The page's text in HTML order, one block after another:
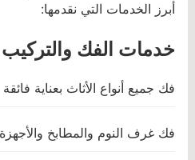
أبرز الخدمات التي نقدمها:
خدمات الفك والتركيب
فك جميع أنواع الأثاث بعناية فائقة
فك غرف النوم والمطابخ والأجهزة